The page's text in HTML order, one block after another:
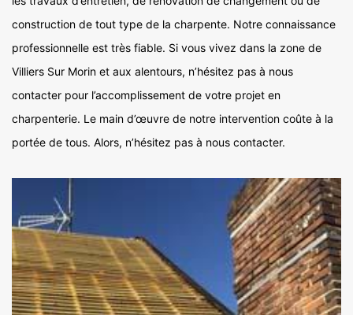
construction de tout type de la charpente. Notre connaissance
professionnelle est très fiable. Si vous vivez dans la zone de
Villiers Sur Morin et aux alentours, n’hésitez pas à nous
contacter pour l’accomplissement de votre projet en
charpenterie. Le main d’œuvre de notre intervention coûte à la
portée de tous. Alors, n’hésitez pas à nous contacter.